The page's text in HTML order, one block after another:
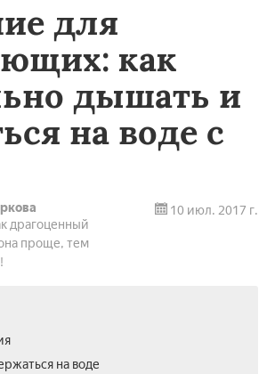
для
как
дышать и
на воде с
драгоценный
проще, тем
10 июл. 2017 г.
на воде